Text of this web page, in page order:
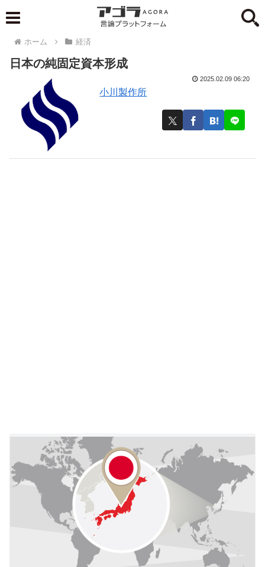
ホーム 経済
日本の純固定資本形成
小川製作所
2025.02.09 06:20